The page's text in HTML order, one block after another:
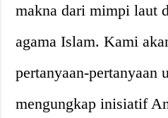
makna dari mimpi laut
agama Islam. Kami
pertanyaan-pertanyaan
mengungkap inisiatif